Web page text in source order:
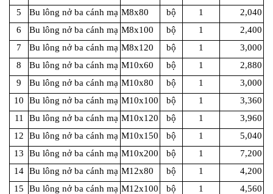
5
Bu lông nở ba cánh mạ M8x80 bộ 1
2,040
6
Bu lông nở ba cánh mạ M8x100 bộ 1
2,400
7
Bu lông nở ba cánh mạ M8x120 bộ 1
3,000
8
Bu lông nở ba cánh mạ M10x60 bộ 1
2,880
9
Bu lông nở ba cánh mạ M10x80 bộ 1
3,000
10
Bu lông nở ba cánh mạ M10x100 bộ 1
3,360
11
Bu lông nở ba cánh mạ M10x120 bộ 1
3,960
12
Bu lông nở ba cánh mạ M10x150 bộ 1
5,040
13
Bu lông nở ba cánh mạ M10x200 bộ 1
7,200
14 Bu lông nở ba cánh mạ M12x80 bộ 1
4,200
15
Bu lông nở ba cánh mạ M12x100 bộ 1
4,560